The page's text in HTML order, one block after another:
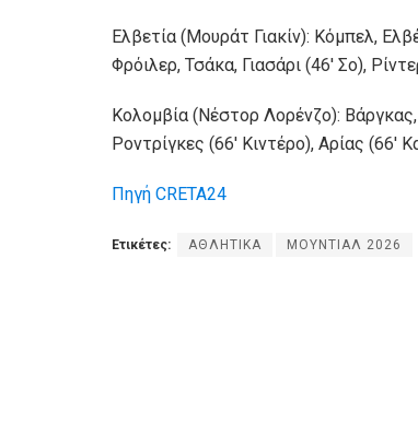
Ελβετία (Μουράτ Γιακίν): Κόμπελ,
Φρόιλερ, Τσάκα, Γιασάρι (46′ Σο),
Κολομβία (Νέστορ Λορένζο):
Ροντρίγκες (66′ Κιντέρο), Αρίας (66′
Πηγή CRETA24
Ετικέτες: ΑΘΛΗΤΙΚΑ ΜΟΥΝΤΙΑΛ 2026